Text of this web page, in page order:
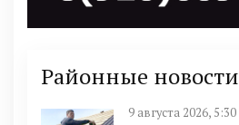
Районные новости
9 августа 2026, 5:30